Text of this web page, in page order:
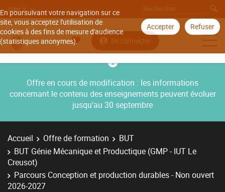
En poursuivant votre navigation sur ce
site, vous acceptez l'utilisation de
cookies à des fins de mesure d'audience
(statistiques anonymes).
Accepter Refuser
Aller à
Se connecter
Offre en cours de modification : les informations
concernant le contenu des enseignements peuvent évoluer
jusqu’au 30 septembre
Accueil Offre de formation
BUT
BUT Génie Mécanique et Productique (GMP - IUT Le
Creusot)
Parcours Conception et production durables - Non ouvert
2026-2027